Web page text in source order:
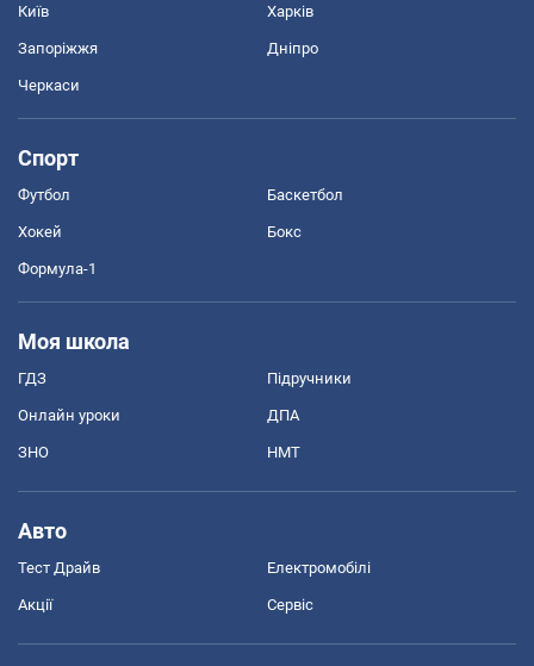
Київ Харків
Запоріжжя Дніпро
Черкаси
Спорт
Футбол Баскетбол
Хокей Бокс
Формула-1
Моя школа
ГДЗ Підручники
Онлайн уроки ДПА
ЗНО НМТ
Авто
Тест Драйв Електромобілі
Акції Сервіс